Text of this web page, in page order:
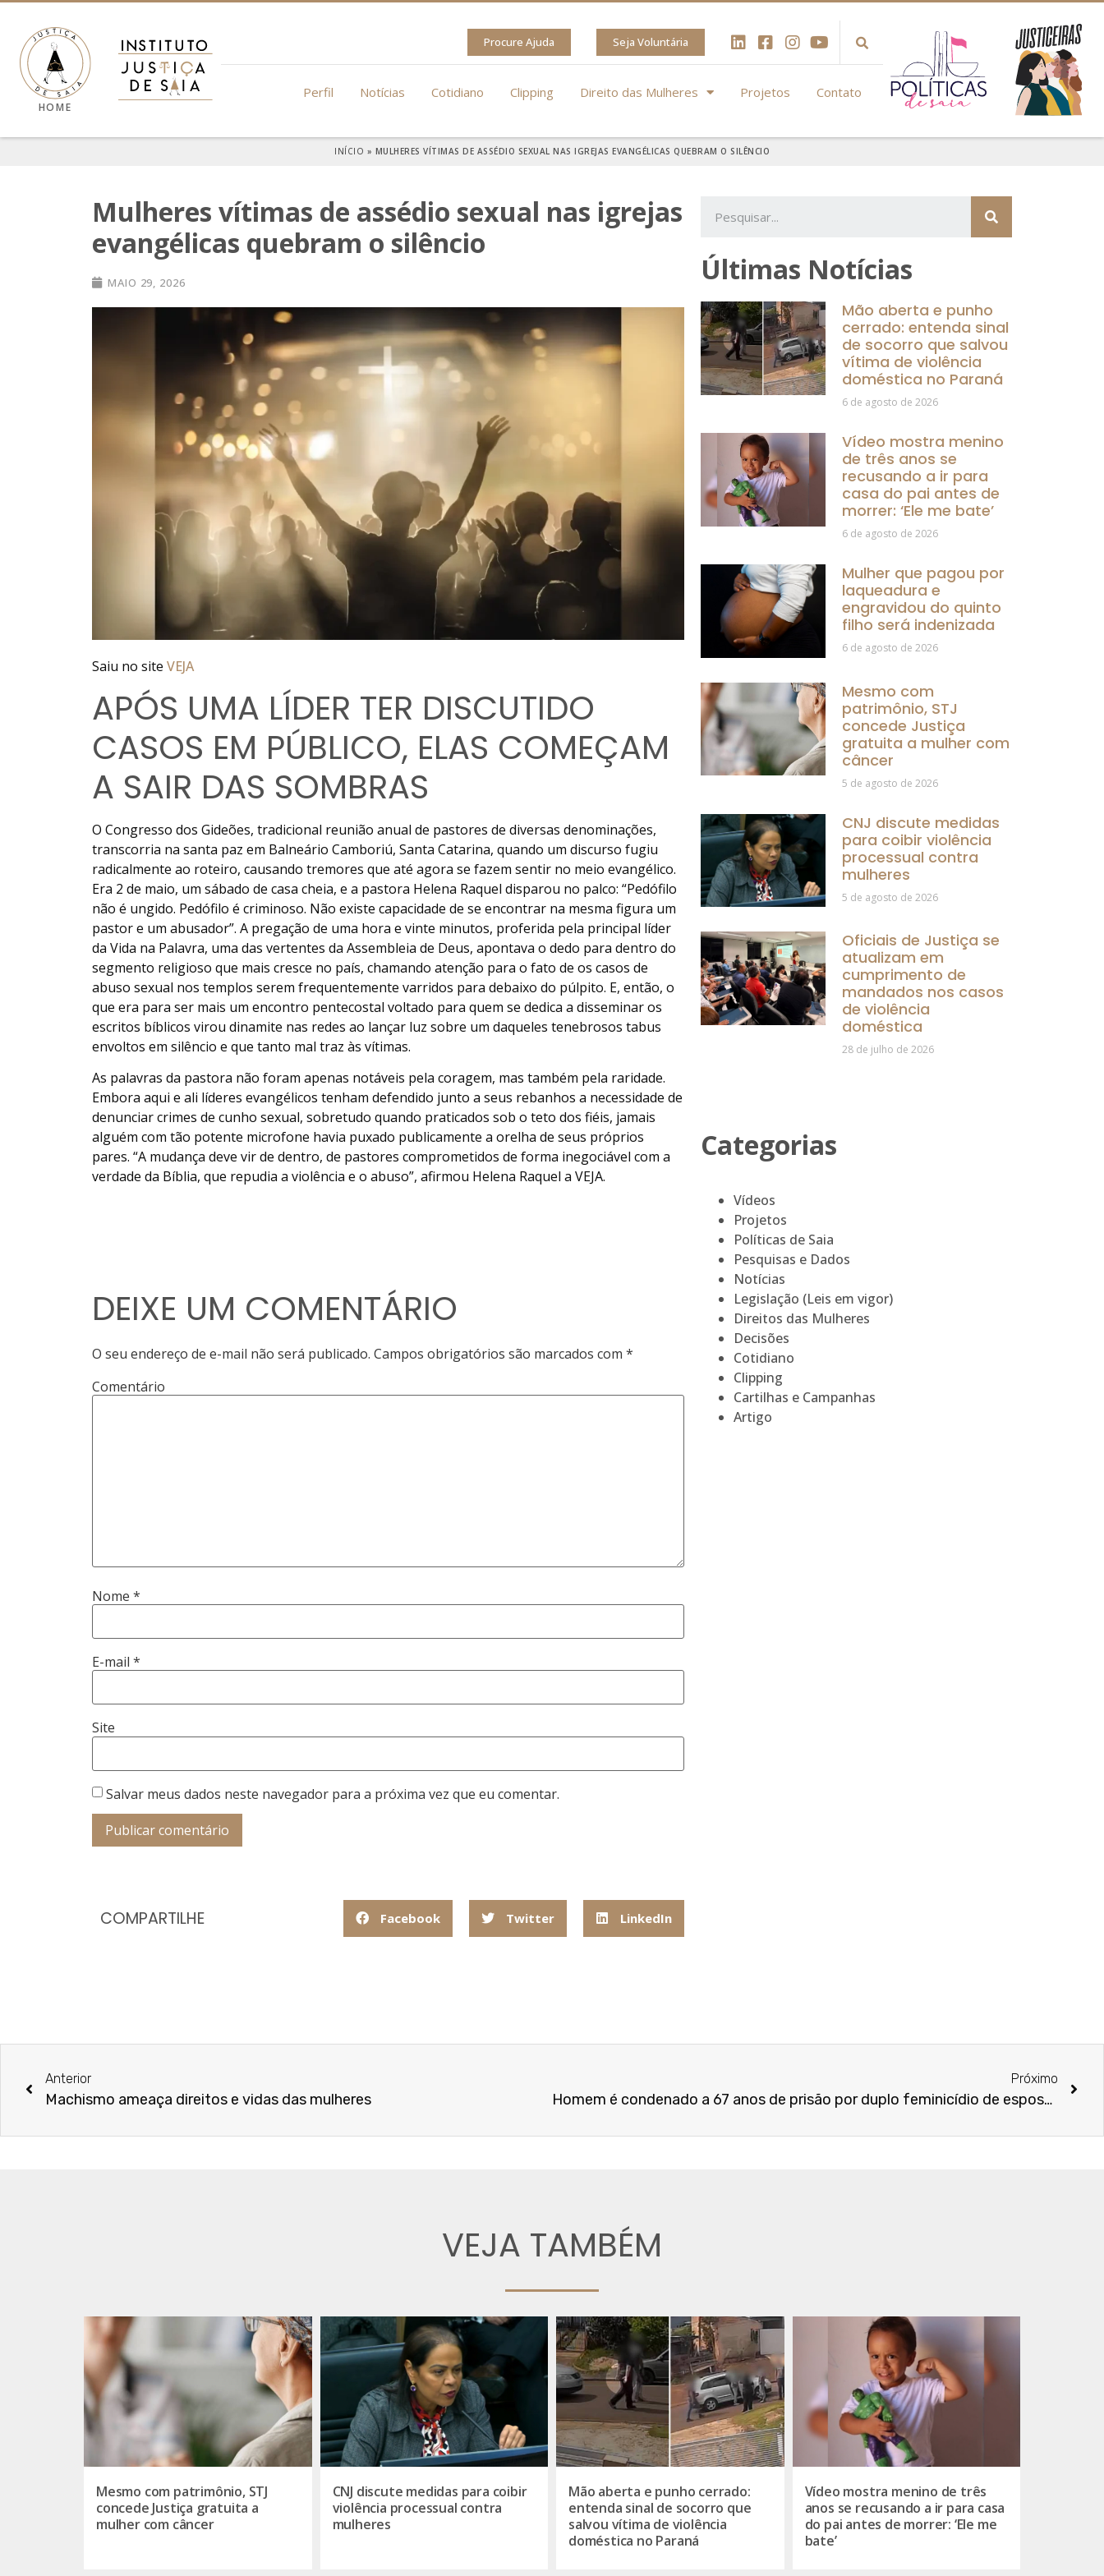
HOME
Procure Ajuda Seja Voluntária
Perfil Notícias Cotidiano Clipping Direito das Mulheres Projetos Contato
INÍCIO » MULHERES VÍTIMAS DE ASSÉDIO SEXUAL NAS IGREJAS EVANGÉLICAS QUEBRAM O SILÊNCIO
Mulheres vítimas de assédio sexual nas igrejas
evangélicas quebram o silêncio
MAIO 29, 2026
Saiu no site VEJA
APÓS UMA LÍDER TER DISCUTIDO
CASOS EM PÚBLICO, ELAS COMEÇAM
A SAIR DAS SOMBRAS
O Congresso dos Gideões, tradicional reunião anual de pastores de diversas denominações,
transcorria na santa paz em Balneário Camboriú, Santa Catarina, quando um discurso fugiu
radicalmente ao roteiro, causando tremores que até agora se fazem sentir no meio evangélico.
Era 2 de maio, um sábado de casa cheia, e a pastora Helena Raquel disparou no palco: “Pedófilo
não é ungido. Pedófilo é criminoso. Não existe capacidade de se encontrar na mesma figura um
pastor e um abusador”. A pregação de uma hora e vinte minutos, proferida pela principal líder
da Vida na Palavra, uma das vertentes da Assembleia de Deus, apontava o dedo para dentro do
segmento religioso que mais cresce no país, chamando atenção para o fato de os casos de
abuso sexual nos templos serem frequentemente varridos para debaixo do púlpito. E, então, o
que era para ser mais um encontro pentecostal voltado para quem se dedica a disseminar os
escritos bíblicos virou dinamite nas redes ao lançar luz sobre um daqueles tenebrosos tabus
envoltos em silêncio e que tanto mal traz às vítimas.
As palavras da pastora não foram apenas notáveis pela coragem, mas também pela raridade.
Embora aqui e ali líderes evangélicos tenham defendido junto a seus rebanhos a necessidade de
denunciar crimes de cunho sexual, sobretudo quando praticados sob o teto dos fiéis, jamais
alguém com tão potente microfone havia puxado publicamente a orelha de seus próprios
pares. “A mudança deve vir de dentro, de pastores comprometidos de forma inegociável com a
verdade da Bíblia, que repudia a violência e o abuso”, afirmou Helena Raquel a VEJA.
DEIXE UM COMENTÁRIO
O seu endereço de e-mail não será publicado. Campos obrigatórios são marcados com *
Comentário
Nome *
E-mail *
Site
Salvar meus dados neste navegador para a próxima vez que eu comentar.
COMPARTILHE Facebook Twitter LinkedIn
Últimas Notícias
Mão aberta e punho
cerrado: entenda sinal
de socorro que salvou
vítima de violência
doméstica no Paraná
6 de agosto de 2026
Vídeo mostra menino
de três anos se
recusando a ir para
casa do pai antes de
morrer: ‘Ele me bate’
6 de agosto de 2026
Mulher que pagou por
laqueadura e
engravidou do quinto
filho será indenizada
6 de agosto de 2026
Mesmo com
patrimônio, STJ
concede Justiça
gratuita a mulher com
câncer
5 de agosto de 2026
CNJ discute medidas
para coibir violência
processual contra
mulheres
5 de agosto de 2026
Oficiais de Justiça se
atualizam em
cumprimento de
mandados nos casos
de violência
doméstica
28 de julho de 2026
Categorias
Vídeos
Projetos
Políticas de Saia
Pesquisas e Dados
Notícias
Legislação (Leis em vigor)
Direitos das Mulheres
Decisões
Cotidiano
Clipping
Cartilhas e Campanhas
Artigo
Anterior
Machismo ameaça direitos e vidas das mulheres
Próximo
Homem é condenado a 67 anos de prisão por duplo feminicídio de esposa e filha de 10 meses em MS
VEJA TAMBÉM
Mesmo com patrimônio, STJ
concede Justiça gratuita a
mulher com câncer
CNJ discute medidas para coibir
violência processual contra
mulheres
Mão aberta e punho cerrado:
entenda sinal de socorro que
salvou vítima de violência
doméstica no Paraná
Vídeo mostra menino de três
anos se recusando a ir para casa
do pai antes de morrer: ‘Ele me
bate’